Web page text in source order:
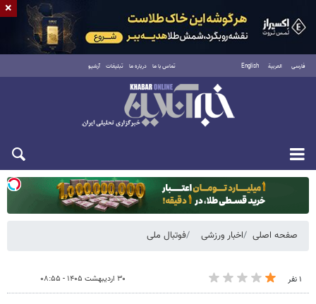
فارسی العربية English تماس با ما درباره ما تبلیغات آرشیو
دوشنبه ۱۹ مرداد ۱۴۰۵
صفحه اصلی اخبار ورزشی فوتبال ملی
۱ نفر ۳۰ اردیبهشت ۱۴۰۵ - ۰۸:۵۵
×